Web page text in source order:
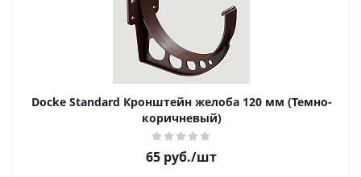
Docke Standard Кронштейн желоба 120 мм (Темно-
коричневый)
65 руб./шт